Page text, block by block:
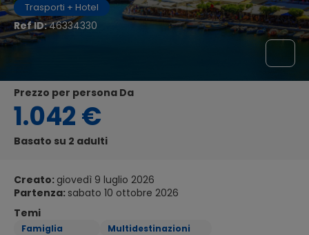
Trasporti + Hotel
Ref ID:46334330
Prezzo per persona Da
1.042 €
Basato su 2 adulti
Creato: giovedì 9 luglio 2026
Partenza: sabato 10 ottobre 2026
Temi
Famiglia
Multidestinazioni